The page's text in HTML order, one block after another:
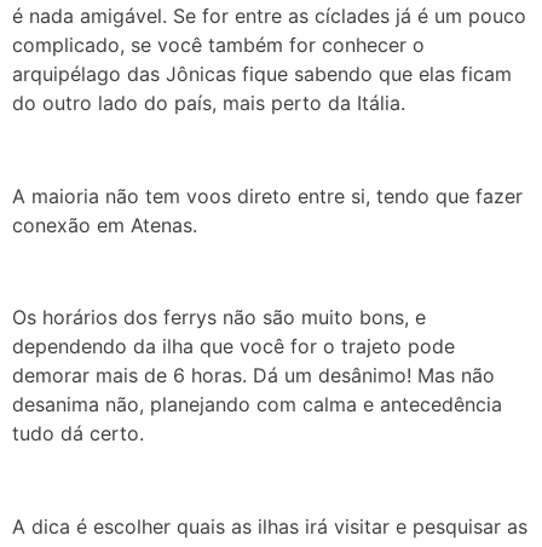
é nada amigável. Se for entre as cíclades já é um pouco
complicado, se você também for conhecer o
arquipélago das Jônicas fique sabendo que elas ficam
do outro lado do país, mais perto da Itália.
A maioria não tem voos direto entre si, tendo que fazer
conexão em Atenas.
Os horários dos ferrys não são muito bons, e
dependendo da ilha que você for o trajeto pode
demorar mais de 6 horas. Dá um desânimo! Mas não
desanima não, planejando com calma e antecedência
tudo dá certo.
A dica é escolher quais as ilhas irá visitar e pesquisar as